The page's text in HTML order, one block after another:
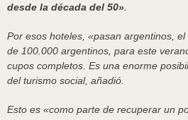
desde la década del 50»
Por esos hoteles, «pasan argentinos,
de 100.000 argentinos, para este
cupos completos. Es una enorme
del turismo social, añadió.
Esto es «como parte de recuperar un